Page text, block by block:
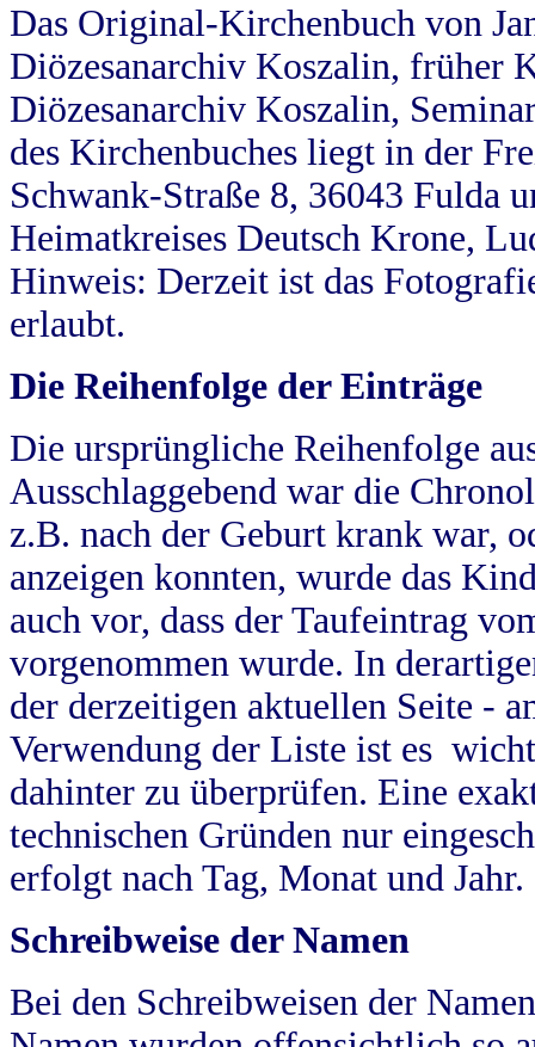
Das Original-Kirchenbuch von
Diözesanarchiv Koszalin, früher
Diözesanarchiv Koszalin,
des Kirchenbuches liegt in der
Schwank-Straße 8, 36043 Fulda
Heimatkreises Deutsch Krone,
Hinweis: Derzeit ist das
erlaubt.
Die Reihenfolge der Einträge
Die ursprüngliche Reihenfolge
Ausschlaggebend war die
z.B. nach der Geburt krank war,
anzeigen konnten, wurde das
auch vor, dass der Taufeintrag
vorgenommen wurde. In
der derzeitigen aktuellen Seite -
Verwendung der Liste ist es
dahinter zu überprüfen. Eine
technischen Gründen nur
erfolgt nach Tag, Monat und Jahr.
Schreibweise der Namen
Bei den Schreibweisen der